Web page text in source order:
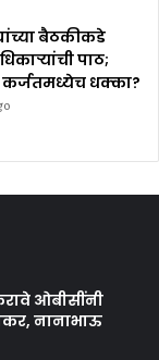
बैठकीकडे
पाठ;
कर्जतमध्येच धक्का?
ओबीसींनी
नानाभाऊ